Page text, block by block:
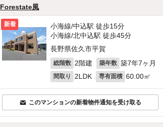
Forestate風
新着
小海線/中込駅 徒歩15分
小海線/北中込駅 徒歩45分
長野県佐久市平賀
総階数 2階建 築年数 築7年7ヶ月
間取り 2LDK 専有面積 60.00㎡
このマンションの新着物件通知を受け取る